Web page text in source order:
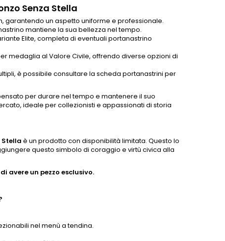
Senza Stella
garantendo un aspetto uniforme e professionale.
mantiene la sua bellezza nel tempo.
Elite, completa di eventuali portanastrino
medaglia al Valore Civile, offrendo diverse opzioni di
è possibile consultare la scheda portanastrini per
per durare nel tempo e mantenere il suo
ideale per collezionisti e appassionati di storia
Stella è un prodotto con disponibilità limitata. Questo lo
questo simbolo di coraggio e virtù civica alla
avere un pezzo esclusivo.
nel menù a tendina.